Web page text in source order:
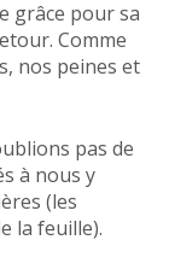
grâce pour sa
Comme
nos peines et
pas de
à nous y
(les
la feuille).